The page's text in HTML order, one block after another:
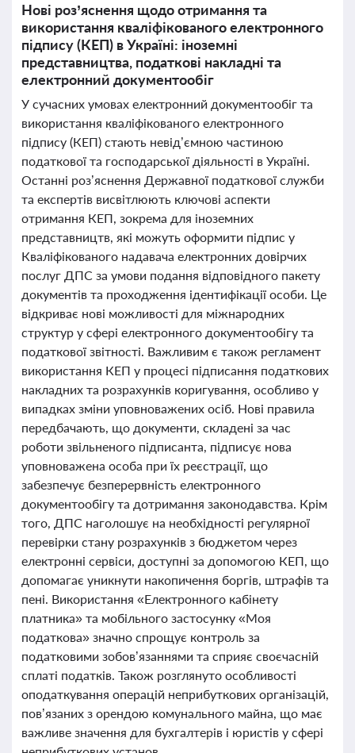
Нові роз’яснення щодо отримання та
використання кваліфікованого електронного
підпису (КЕП) в Україні: іноземні
представництва, податкові накладні та
електронний документообіг
У сучасних умовах електронний документообіг та
використання кваліфікованого електронного
підпису (КЕП) стають невід’ємною частиною
податкової та господарської діяльності в Україні.
Останні роз’яснення Державної податкової служби
та експертів висвітлюють ключові аспекти
отримання КЕП, зокрема для іноземних
представництв, які можуть оформити підпис у
Кваліфікованого надавача електронних довірчих
послуг ДПС за умови подання відповідного пакету
документів та проходження ідентифікації особи. Це
відкриває нові можливості для міжнародних
структур у сфері електронного документообігу та
податкової звітності. Важливим є також регламент
використання КЕП у процесі підписання податкових
накладних та розрахунків коригування, особливо у
випадках зміни уповноважених осіб. Нові правила
передбачають, що документи, складені за час
роботи звільненого підписанта, підписує нова
уповноважена особа при їх реєстрації, що
забезпечує безперервність електронного
документообігу та дотримання законодавства. Крім
того, ДПС наголошує на необхідності регулярної
перевірки стану розрахунків з бюджетом через
електронні сервіси, доступні за допомогою КЕП, що
допомагає уникнути накопичення боргів, штрафів та
пені. Використання «Електронного кабінету
платника» та мобільного застосунку «Моя
податкова» значно спрощує контроль за
податковими зобов’язаннями та сприяє своєчасній
сплаті податків. Також розглянуто особливості
оподаткування операцій неприбуткових організацій,
пов’язаних з орендою комунального майна, що має
важливе значення для бухгалтерів і юристів у сфері